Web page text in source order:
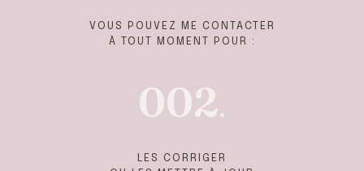
VOUS POUVEZ ME CONTACTER
À TOUT MOMENT POUR :
002.
LES CORRIGER